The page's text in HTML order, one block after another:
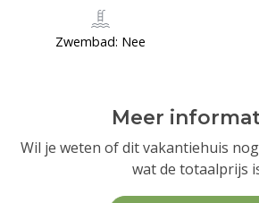
Zwembad: Nee
Meer
Wil je weten of dit vakantiehuis
wat de totaalprijs